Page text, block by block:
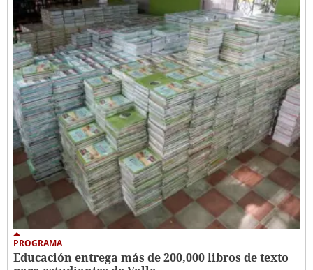
PROGRAMA
Educación entrega más de 200,000 libros de texto